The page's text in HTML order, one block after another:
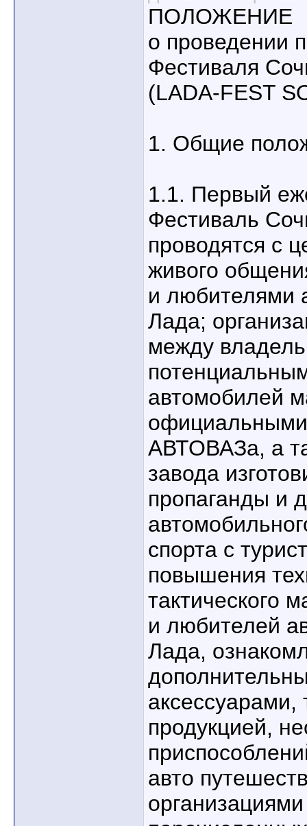
ПОЛОЖЕНИЕ
о проведении
Фестиваля
(LADA-FEST
1. Общие
1.1. Первый
Фестиваль
проводятся с
живого
и любителями
Лада;
между
автомобилей
АВТОВАЗа, а
завода
пропаганды и
спорта с
повышения
тактического
и любителей
Лада,
аксессуарами,
продукцией,
авто